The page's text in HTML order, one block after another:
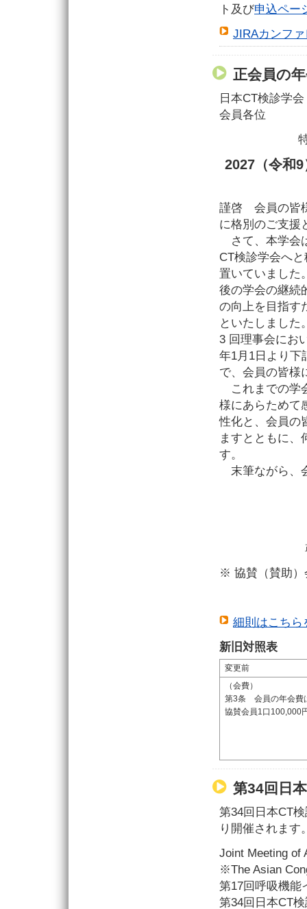
ト及び申込ペー
JIRAカンフ
正会員の
日本CT検診学会
会員各位
2027（令和
謹啓 会員の皆
に格別のご支援
さて、本学会
CT検診学会へ
置いていました
後の学会の継続
の向上を目指す
といたしました
3 回理事会にお
年1月1日より下
で、会員の皆様
これまでの学
様にあらためて
性化と、会員の
ますとともに、
す。
末筆ながら、
※ 協賛（賛助）
細則はこちら
新旧対照表
変更前
（会費）
第3条 会員の年会費
協賛会員1口100,000
第34回日
第34回日本CT
り開催されます
Joint Meeting of
※The Asian
第17回呼吸機能
第34回日本CT